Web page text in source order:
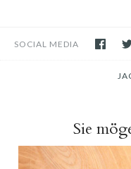
SOCIAL MEDIA
Sie